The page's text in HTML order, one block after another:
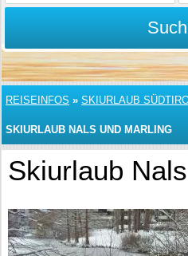
REISEINFOS » SKIURLAUB
SKIURLAUB NALS UND MARLING
Skiurlaub